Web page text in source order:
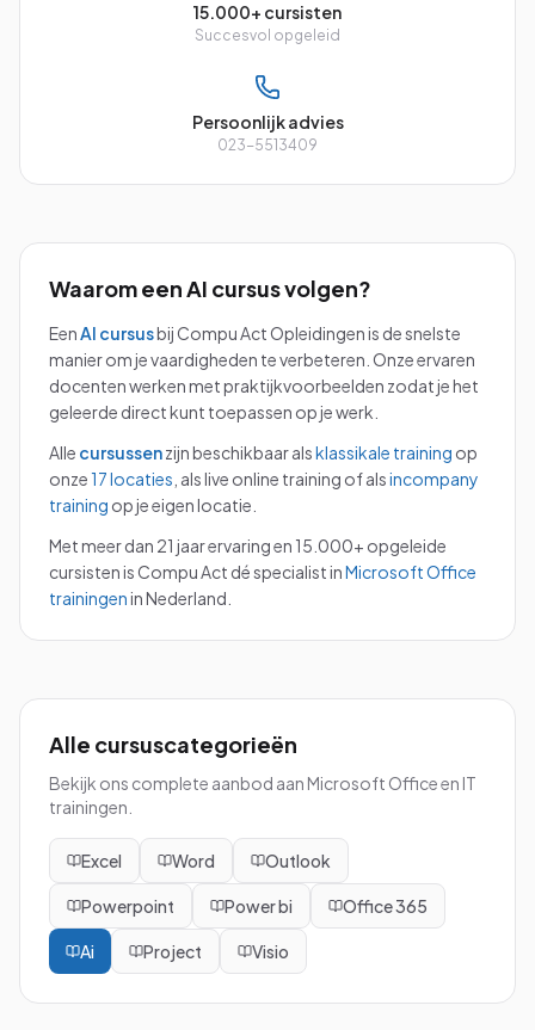
15.000+ cursisten
Succesvol opgeleid
Persoonlijk advies
023-5513409
Waarom eenAI cursus volgen?
EenAI cursusbij Compu Act Opleidingen is de snelste
manier om je vaardigheden te verbeteren. Onze ervaren
docenten werken met praktijkvoorbeelden zodat je het
geleerde direct kunt toepassen op je werk.
Alle cursussenzijn beschikbaar alsklassikale training op
onze17 locaties , als live online training of alsincompany
training op je eigen locatie.
Met meer dan 21 jaar ervaring en 15.000+ opgeleide
cursisten is Compu Act dé specialist inMicrosoft Office
trainingenin Nederland.
Alle cursuscategorieën
Bekijk ons complete aanbod aan Microsoft Office en IT
trainingen.
Excel Word Outlook
Powerpoint Power bi Office 365
Ai Project Visio